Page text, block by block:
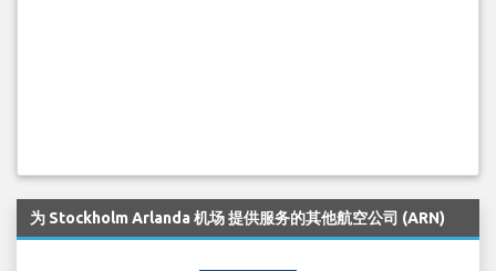
为 Stockholm Arlanda 机场 提供服务的其他航空公司 (ARN)